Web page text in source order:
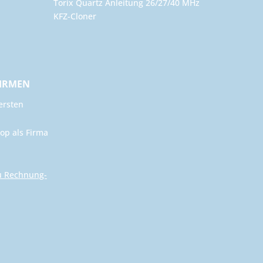
Torix Quartz Anleitung 26/27/40 MHz
KFZ-Cloner
als Firma
Rechnung-